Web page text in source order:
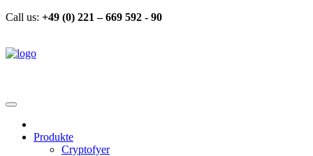
Call us: +49 (0) 221 – 669 592 - 90
Produkte
Cryptofyer